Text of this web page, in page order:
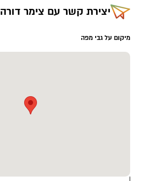
יצירת קשר עם צימר דורה
מיקום על גבי מפה